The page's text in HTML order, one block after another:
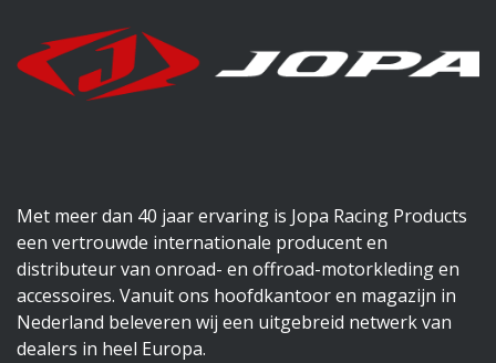
Met meer dan 40 jaar ervaring is Jopa Racing Products
een vertrouwde internationale producent en
distributeur van onroad- en offroad-motorkleding en
accessoires. Vanuit ons hoofdkantoor en magazijn in
Nederland beleveren wij een uitgebreid netwerk van
dealers in heel Europa.